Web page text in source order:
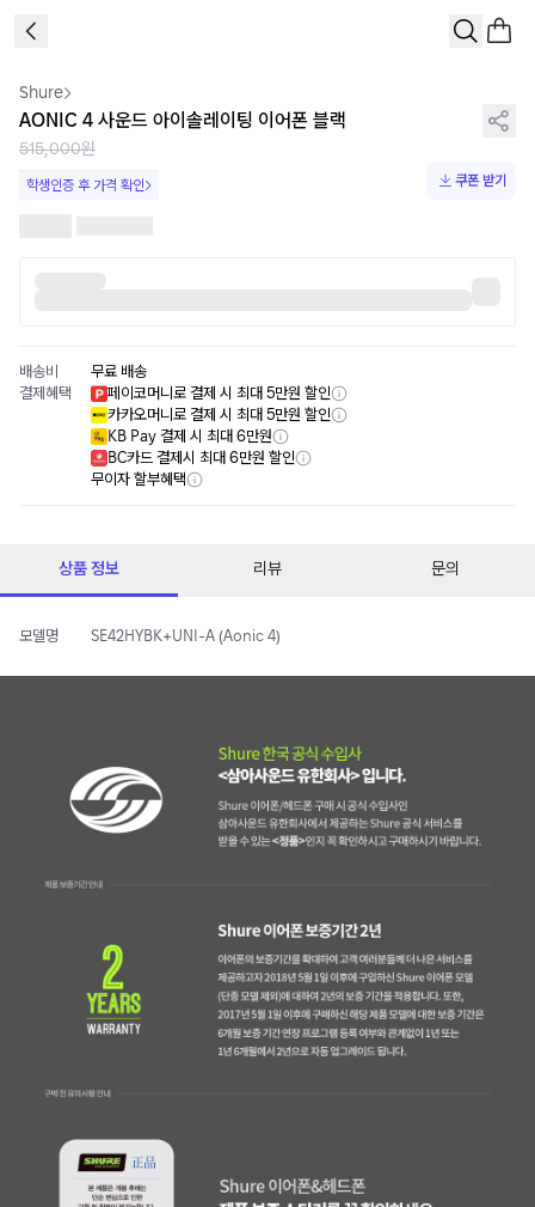
Shure
AONIC 4 사운드 아이솔레이팅 이어폰 블랙
515,000원
학생인증 후 가격 확인 쿠폰 받기
배송비
무료 배송
결제혜택
페이코머니로 결제 시 최대 5만원 할인
카카오머니로 결제 시 최대 5만원 할인
KB Pay 결제 시 최대 6만원
BC카드 결제시 최대 6만원 할인
무이자 할부혜택
상품 정보 리뷰 문의
모델명 SE42HYBK+UNI-A (Aonic 4)